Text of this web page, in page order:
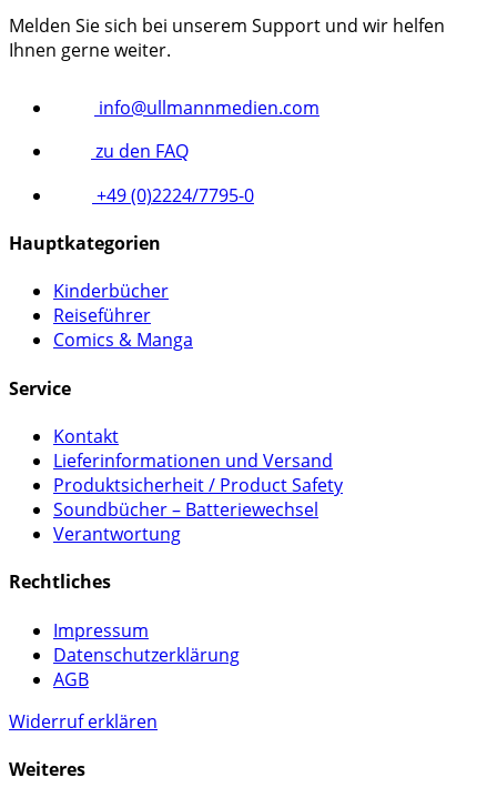
Melden Sie sich bei unserem Support und wir helfen
Ihnen gerne weiter.
info@ullmannmedien.com
zu den FAQ
+49 (0)2224/7795-0
Hauptkategorien
Kinderbücher
Reiseführer
Comics & Manga
Service
Kontakt
Lieferinformationen und Versand
Produktsicherheit / Product Safety
Soundbücher – Batteriewechsel
Verantwortung
Rechtliches
Impressum
Datenschutzerklärung
AGB
Widerruf erklären
Weiteres